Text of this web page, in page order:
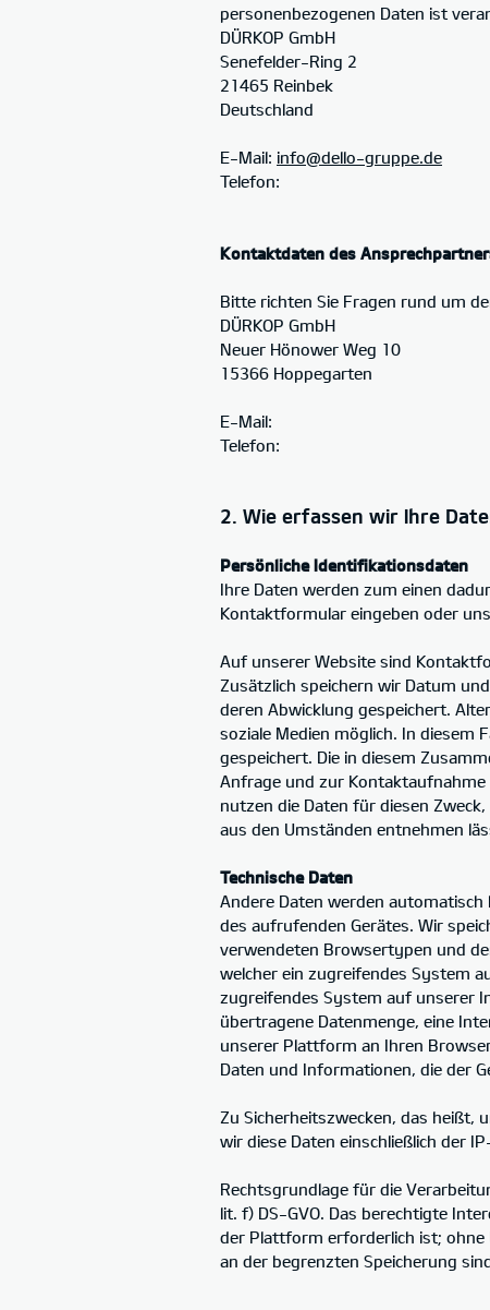
personenbezogenen Daten ist
DÜRKOP GmbH
Senefelder-Ring 2
21465 Reinbek
Deutschland
E-Mail: info@dello-gruppe.de
Telefon:
Kontaktdaten des
Bitte richten Sie Fragen rund um
DÜRKOP GmbH
Neuer Hönower Weg 10
15366 Hoppegarten
E-Mail:
Telefon:
2. Wie erfassen wir Ihre
Persönliche Identifikationsdaten
Ihre Daten werden zum einen
Kontaktformular eingeben oder
Auf unserer Website sind
Zusätzlich speichern wir Datum
deren Abwicklung gespeichert.
soziale Medien möglich. In diesem
gespeichert. Die in diesem
Anfrage und zur Kontaktaufnahme
nutzen die Daten für diesen
aus den Umständen entnehmen
Technische Daten
Andere Daten werden
des aufrufenden Gerätes. Wir
verwendeten Browsertypen und
welcher ein zugreifendes System
zugreifendes System auf unserer
übertragene Datenmenge, eine
unserer Plattform an Ihren
Daten und Informationen, die der
Zu Sicherheitszwecken, das heißt,
wir diese Daten einschließlich der
Rechtsgrundlage für die
lit. f) DS-GVO. Das berechtigte
der Plattform erforderlich ist; ohne
an der begrenzten Speicherung